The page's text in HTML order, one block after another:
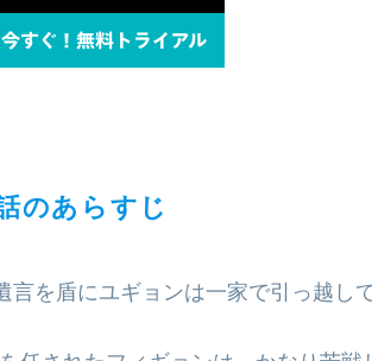
のあらすじ
言を盾にユギョンは一家で引っ越し